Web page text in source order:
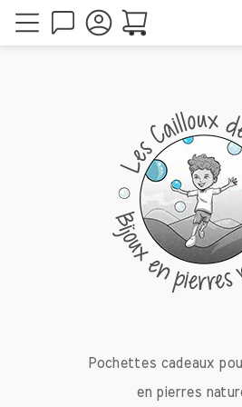
Pochettes cadeaux
en pierres